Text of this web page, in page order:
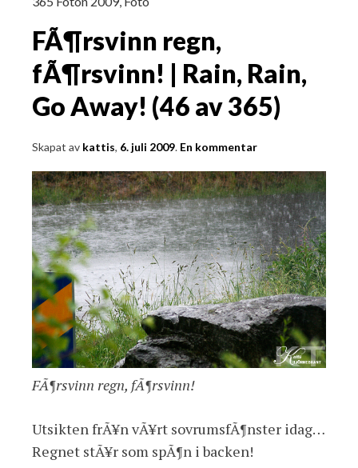
FÃ¶rsvinn regn,
fÃ¶rsvinn! | Rain, Rain,
Go Away! (46 av 365)
Skapat av kattis, 6. juli 2009. En kommentar
FÃ¶rsvinn regn, fÃ¶rsvinn!
Utsikten frÃ¥n vÃ¥rt sovrumsfÃ¶nster idag…
Regnet stÃ¥r som spÃ¶n i backen!